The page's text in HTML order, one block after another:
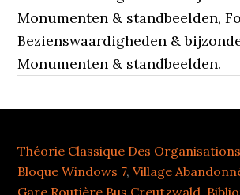
Monumenten & standbeelden,
Bezienswaardigheden &
Monumenten & standbeelden.
Théorie Classique Des Organisations
Bloque Windows 7,Village
Gare Routière Bus Creutzwald